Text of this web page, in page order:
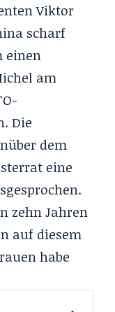
Viktor
scharf
einen
am
Die
dem
eine
zehn Jahren
auf diesem
habe